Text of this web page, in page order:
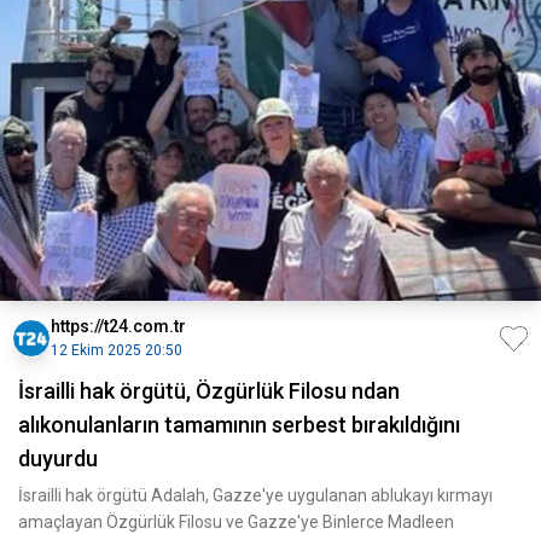
https://t24.com.tr
12 Ekim 2025 20:50
İsrailli hak örgütü, Özgürlük Filosu ndan
alıkonulanların tamamının serbest bırakıldığını
duyurdu
İsrailli hak örgütü Adalah, Gazze'ye uygulanan ablukayı kırmayı
amaçlayan Özgürlük Filosu ve Gazze'ye Binlerce Madleen